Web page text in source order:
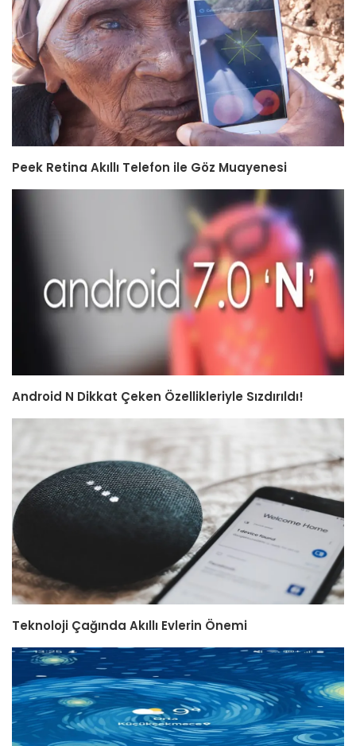
Peek Retina Akıllı Telefon ile Göz Muayenesi
Android N Dikkat Çeken Özellikleriyle Sızdırıldı!
Teknoloji Çağında Akıllı Evlerin Önemi